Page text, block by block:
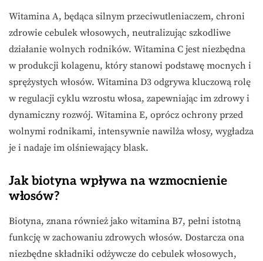
Witamina A, będąca silnym przeciwutleniaczem, chroni
zdrowie cebulek włosowych, neutralizując szkodliwe
działanie wolnych rodników. Witamina C jest niezbędna
w produkcji kolagenu, który stanowi podstawę mocnych i
sprężystych włosów. Witamina D3 odgrywa kluczową rolę
w regulacji cyklu wzrostu włosa, zapewniając im zdrowy i
dynamiczny rozwój. Witamina E, oprócz ochrony przed
wolnymi rodnikami, intensywnie nawilża włosy, wygładza
je i nadaje im olśniewający blask.
Jak biotyna wpływa na wzmocnienie
włosów?
Biotyna, znana również jako witamina B7, pełni istotną
funkcję w zachowaniu zdrowych włosów. Dostarcza ona
niezbędne składniki odżywcze do cebulek włosowych,